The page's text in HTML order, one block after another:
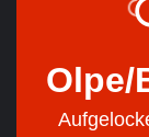
Olpe/